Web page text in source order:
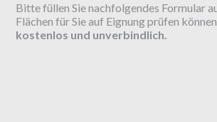
Bitte füllen Sie nachfolgendes Formular
Flächen für Sie auf Eignung prüfen
kostenlos und unverbindlich.